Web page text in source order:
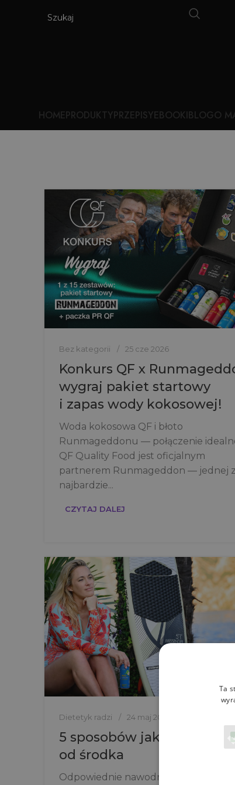
HOMEPRODUKTYPRZEPISYEBOOKIBLOGO
Bez kategorii 25 cze 2026
Konkurs QF x
wygraj pakiet startowy
i zapas wody kokosowej!
Woda kokosowa QF i błoto
Runmageddonu — połączenie
QF Quality Food jest oficjalnym
partnerem Runmageddon — jednej z
najbardzie...
CZYTAJ DALEJ
Dietetyk radzi 24 maj 2024
5 sposobów jak być
od środka
Odpowiednie nawodnienie i nawilżenie
Ta